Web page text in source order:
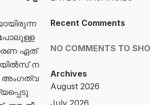
ഏ​ത്
ന​
അം​ഗ​ത്വ​
Recent Comments
NO COMMENTS TO
Archives
August 2026
July 2026